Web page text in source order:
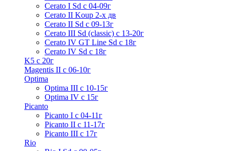
Cerato I Sd с 04-09г
Cerato II Koup 2-х дв
Cerato II Sd c 09-13г
Cerato III Sd (classic) с 13-20г
Cerato IV GT Line Sd с 18г
Cerato IV Sd с 18г
K5 с 20г
Magentis II с 06-10г
Optima
Optima III с 10-15г
Optima IV с 15г
Picanto
Picanto I с 04-11г
Picanto II c 11-17г
Picanto III c 17г
Rio